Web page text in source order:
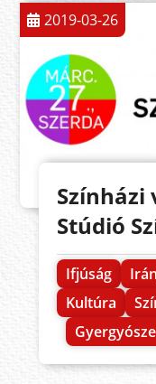
2019-03-26
Színházi
Stúdió
Ifjúság
Kultúra